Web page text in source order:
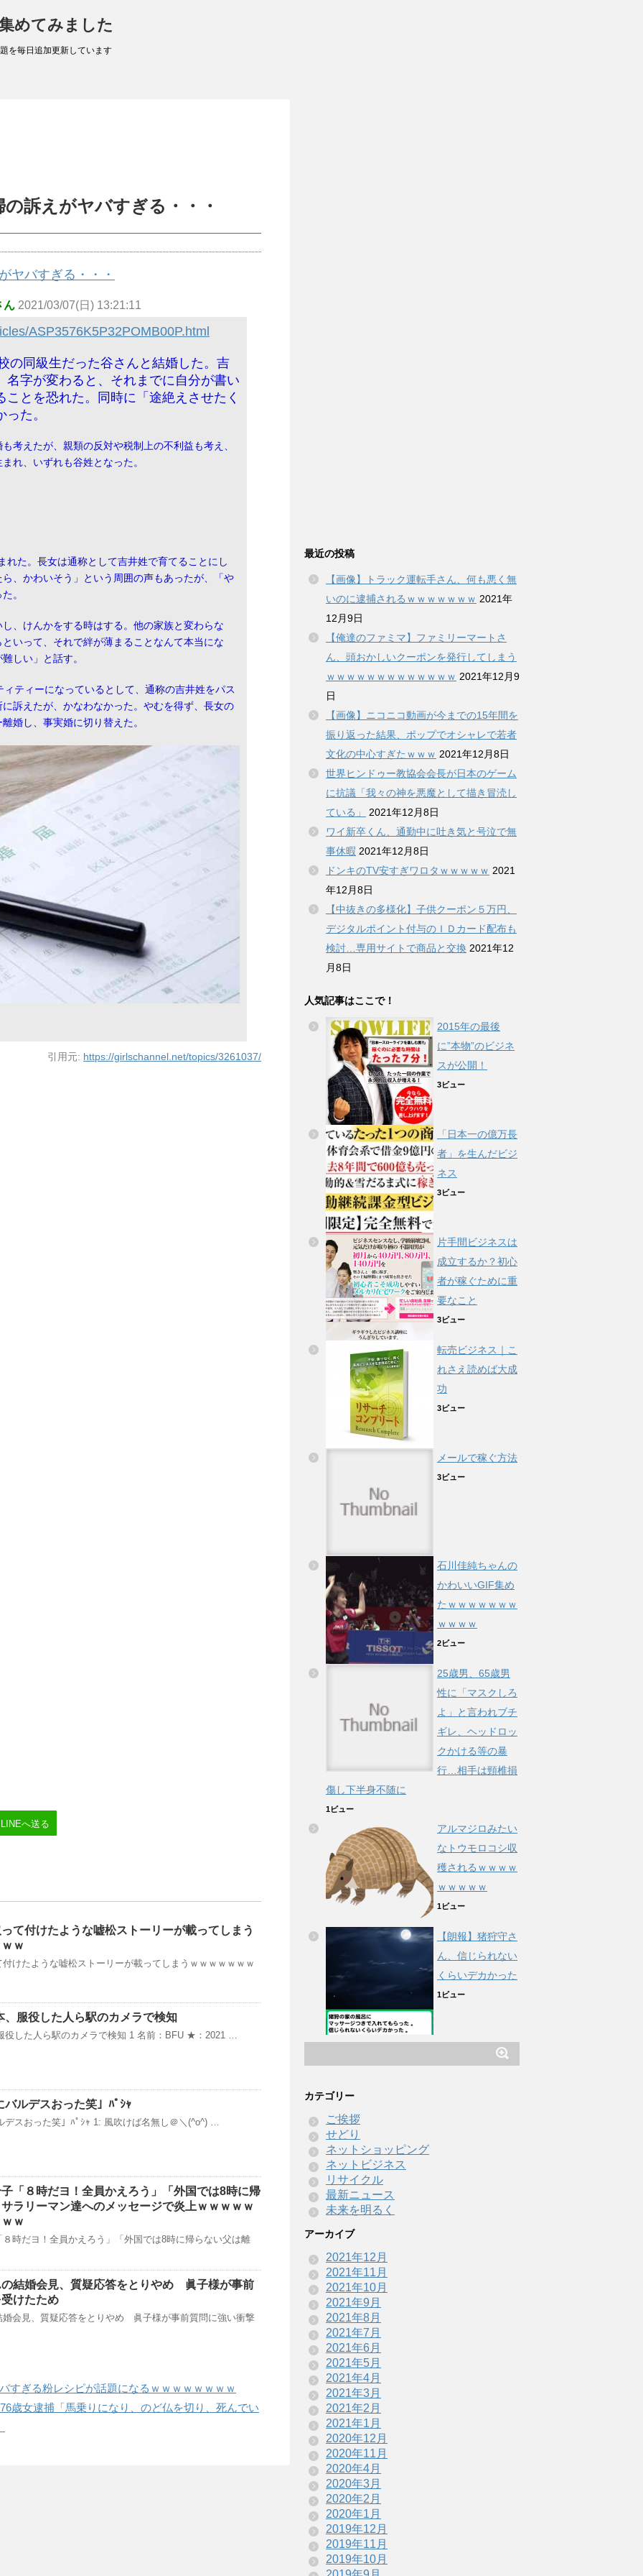
めてみました
を毎日追加更新しています
訴えがヤバすぎる・・・
ヤバすぎる・・・
ん 2021/03/07(日) 13:21:11
ASP3576K5P32POMB00P.html
の同級生だった谷さんと結婚した。吉
名字が変わると、それまでに自分が書い
とを恐れた。同時に「途絶えさせたく
た。
考えたが、親類の反対や税制上の不利益も考え、
れ、いずれも谷姓となった。
れた。長女は通称として吉井姓で育てることにし
、かわいそう」という周囲の声もあったが、「や
。
、けんかをする時はする。他の家族と変わらな
いって、それで絆が薄まることなんて本当にな
しい」と話す。
ティーになっているとして、通称の吉井姓をパス
訴えたが、かなわなかった。やむを得ず、長女の
婚し、事実婚に切り替えた。
引用元: https://girlschannel.net/topics/3261037/
LINEへ送る
て付けたような嘘松ストーリーが載ってしまう
ｗ
けたような嘘松ストーリーが載ってしまうｗｗｗｗｗｗｗ
、服役した人ら駅のカメラで検知
役した人ら駅のカメラで検知 1 名前：BFU ★：2021 …
ルデスおった笑」ﾊﾟｼｬ
デスおった笑」ﾊﾟｼｬ 1: 風吹けば名無し＠＼(^o^) …
子「８時だヨ！全員かえろう」「外国では8時に帰
ラリーマン達へのメッセージで炎上ｗｗｗｗｗ
ｗ
８時だヨ！全員かえろう」「外国では8時に帰らない父は離
の結婚会見、質疑応答をとりやめ 眞子様が事前
けたため
婚会見、質疑応答をとりやめ 眞子様が事前質問に強い衝撃
すぎる粉レシピが話題になるｗｗｗｗｗｗｗｗ
歳女逮捕「馬乗りになり、のど仏を切り、死んでい
最近の投稿
【画像】トラック運転手さん、何も悪く無
いのに逮捕されるｗｗｗｗｗｗｗ 2021年
12月9日
【俺達のファミマ】ファミリーマートさ
ん、頭おかしいクーポンを発行してしまう
ｗｗｗｗｗｗｗｗｗｗｗｗｗ 2021年12月9
日
【画像】ニコニコ動画が今までの15年間を
振り返った結果、ポップでオシャレで若者
文化の中心すぎたｗｗｗ 2021年12月8日
世界ヒンドゥー教協会会長が日本のゲーム
に抗議「我々の神を悪魔として描き冒涜し
ている」
2021年12月8日
ワイ新卒くん、通勤中に吐き気と号泣で無
事休暇 2021年12月8日
ドンキのTV安すぎワロタｗｗｗｗｗ 2021
年12月8日
【中抜きの多様化】子供クーポン５万円、
デジタルポイント付与のＩＤカード配布も
検討…専用サイトで商品と交換 2021年12
月8日
人気記事はここで！
2015年の最後
に”本物”のビジネ
スが公開！
3ビュー
「日本一の億万長
者」を生んだビジ
ネス
3ビュー
片手間ビジネスは
成立するか？初心
者が稼ぐために重
要なこと
3ビュー
転売ビジネス｜こ
れさえ読めば大成
功
3ビュー
メールで稼ぐ方法
3ビュー
石川佳純ちゃんの
かわいいGIF集め
たｗｗｗｗｗｗｗ
ｗｗｗｗ
2ビュー
25歳男、65歳男
性に「マスクしろ
よ」と言われブチ
ギレ、ヘッドロッ
クかける等の暴
行…相手は頸椎損
傷し下半身不随に
1ビュー
アルマジロみたい
なトウモロコシ収
穫されるｗｗｗｗ
ｗｗｗｗｗ
1ビュー
【朗報】猪狩守さ
ん、信じられない
くらいデカかった
1ビュー
カテゴリー
ご挨拶
せどり
ネットショッピング
ネットビジネス
リサイクル
最新ニュース
未来を明るく
アーカイブ
2021年12月
2021年11月
2021年10月
2021年9月
2021年8月
2021年7月
2021年6月
2021年5月
2021年4月
2021年3月
2021年2月
2021年1月
2020年12月
2020年11月
2020年4月
2020年3月
2020年2月
2020年1月
2019年12月
2019年11月
2019年10月